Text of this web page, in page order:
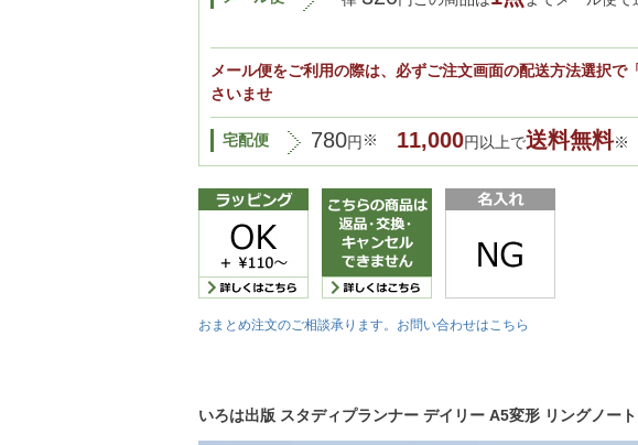
メール便をご利用の際は、必ずご注文画面の配送方法選択で
さいませ
宅配便 780円 ※ 11,000円以上で送料無料※
おまとめ注文のご相談承ります。お問い合わせはこちら
いろは出版 スタディプランナー デイリー A5変形 リングノー